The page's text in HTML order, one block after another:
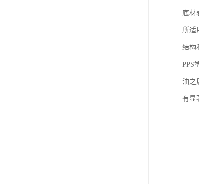
底材
所适
结构
PPS
油之
有显